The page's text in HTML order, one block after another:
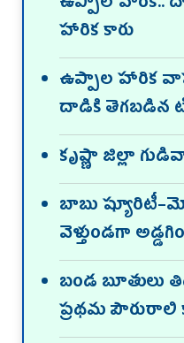
హారిక కారు
ఉప్పాల హారిక
దాడికి తెగబడిన
కృష్ణా జిల్లా
బాబు
వెళ్తుండగా
బండ బూతులు
ప్రథమ పౌరురాలి